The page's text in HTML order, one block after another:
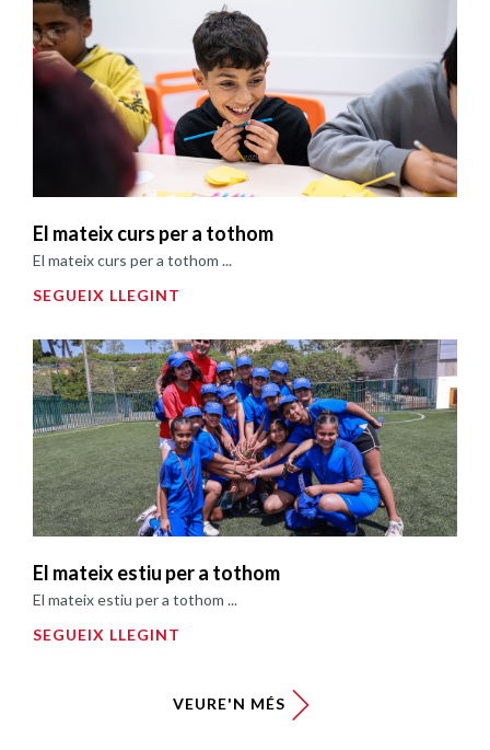
El mateix curs per a tothom
El mateix curs per a tothom ...
SEGUEIX LLEGINT
El mateix estiu per a tothom
El mateix estiu per a tothom ...
SEGUEIX LLEGINT
VEURE'N MÉS